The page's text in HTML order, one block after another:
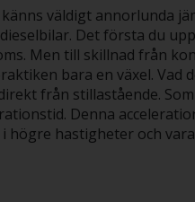
väldigt annorlunda
Det första du
Men till skillnad från
bara en växel.
från stillastående.
Denna
högre hastigheter och